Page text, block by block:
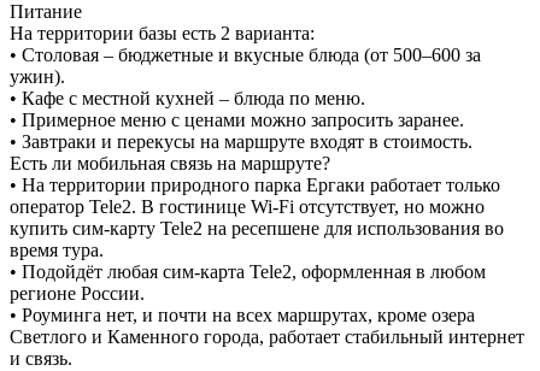
Питание
На территории базы есть 2 варианта:
• Столовая – бюджетные и вкусные блюда (от 500–600 за
ужин).
• Кафе с местной кухней – блюда по меню.
• Примерное меню с ценами можно запросить заранее.
• Завтраки и перекусы на маршруте входят в стоимость.
Есть ли мобильная связь на маршруте?
• На территории природного парка Ергаки работает только
оператор Tele2. В гостинице Wi-Fi отсутствует, но можно
купить сим-карту Tele2 на ресепшене для использования во
время тура.
• Подойдёт любая сим-карта Tele2, оформленная в любом
регионе России.
• Роуминга нет, и почти на всех маршрутах, кроме озера
Светлого и Каменного города, работает стабильный интернет
и связь.